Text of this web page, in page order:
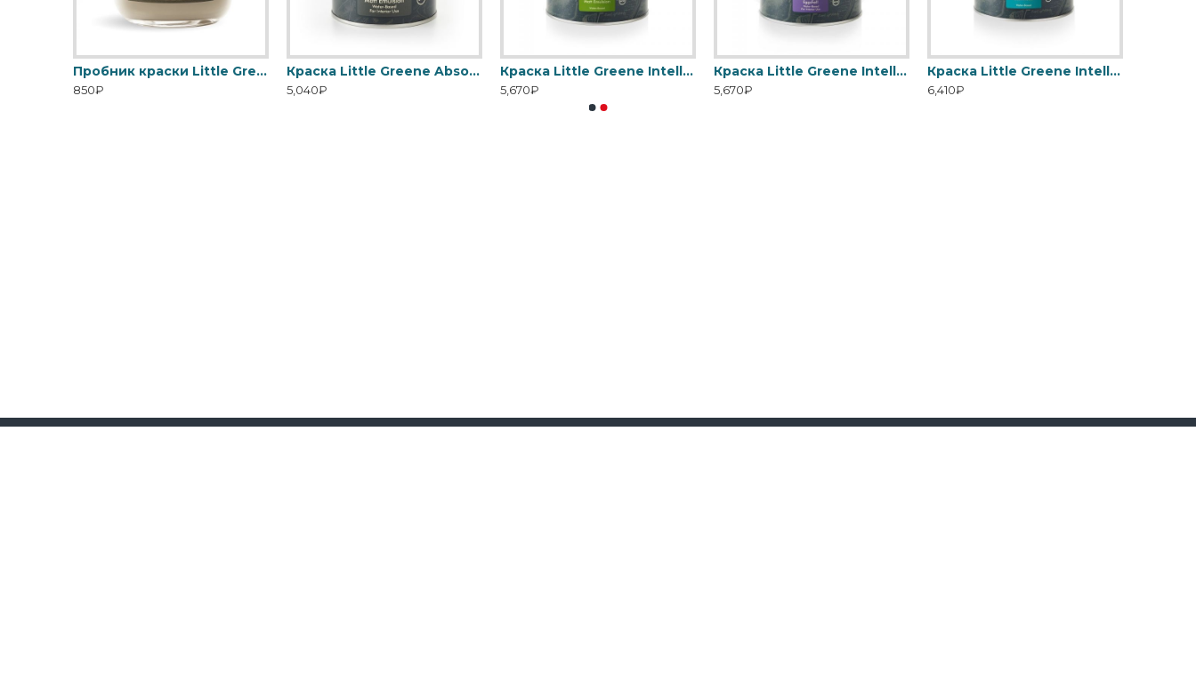
Пробник краски Little Greene Absolute Matt Emulsion 60 мл
850₽
Краска Little Greene Absolute Matt Emulsion
5,040₽
Краска Little Greene Intelligent Matt Emulsion
5,670₽
Краска Little Greene Intelligent Eggshell
5,670₽
Краска Little Greene Intelligent Satinwood
6,410₽